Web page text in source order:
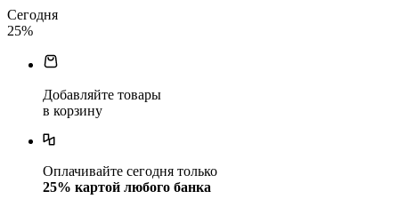
Сегодня
25%
Добавляйте товары
в корзину
Оплачивайте сегодня только
25% картой любого банка